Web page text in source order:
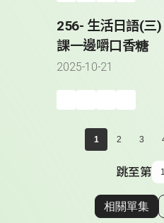
256- 生活日語(三
課一邊嚼口香糖
2025-10-21
1 2 3
跳至第
相關單集